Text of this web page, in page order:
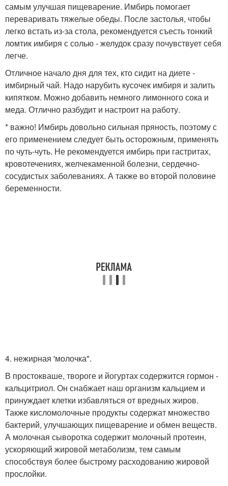
самым улучшая пищеварение. Имбирь помогает
переваривать тяжелые обеды. После застолья, чтобы
легко встать из-за стола, рекомендуется съесть тонкий
ломтик имбиря с солью - желудок сразу почувствует себя
легче.
Отличное начало дня для тех, кто сидит на диете -
имбирный чай. Надо нарубить кусочек имбиря и залить
кипятком. Можно добавить немного лимонного сока и
меда. Отлично разбудит и настроит на работу.
* важно! Имбирь довольно сильная пряность, поэтому с
его применением следует быть осторожным, применять
по чуть-чуть. Не рекомендуется имбирь при гастритах,
кровотечениях, желчекаменной болезни, сердечно-
сосудистых заболеваниях. А также во второй половине
беременности.
4. нежирная 'молочка".
В простокваше, твороге и йогуртах содержится гормон -
кальцитриол. Он снабжает наш организм кальцием и
принуждает клетки избавляться от вредных жиров.
Также кисломолочные продукты содержат множество
бактерий, улучшающих пищеварение и обмен веществ.
А молочная сыворотка содержит молочный протеин,
ускоряющий жировой метаболизм, тем самым
способствуя более быстрому расходованию жировой
прослойки.